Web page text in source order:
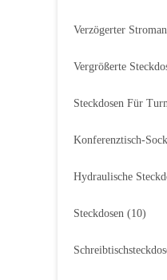
Verzögerter
Vergrößerte
Steckdosen Für
Konferenztisch-
Hydraulische
Steckdosen (10)